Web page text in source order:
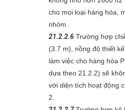
cho mọi loại hàng hóa,
nhóm.
21.2.2.6 Trường hợp
(3.7 m), nồng độ thiết
làm việc cho hàng hóa
dựa theo 21.2.2) sẽ
với diện tích hoạt động
2.